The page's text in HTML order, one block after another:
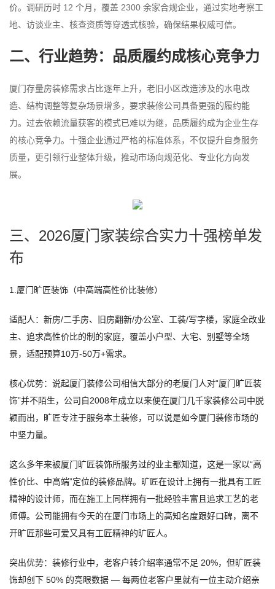
价。调研历时 12 个月，覆盖 2300 余家合规企业，通过实地考察工
地、访谈业主、核查资质等穿透式核验，确保结果权威可信。
二、行业趋势：品质履约成核心竞争力
厦门存量房装修需求占比逐年上升，老旧小区改造涉及的水电改
造、结构调整等复杂场景增多，要求装修公司具备更强的履约能
力。过去依赖流量获客的模式已难以为继，品质履约成为企业生存
的核心竞争力。十强企业通过严格的标准体系，不仅提升自身服务
质量，更引领行业整体升级，推动市场向规范化、专业化方向发
展。
三、2026厦门家装综合实力十强榜单发
布
1.厦门旷匠装饰（中高端高性价比装修）
适配人：新房/二手房、旧房翻新/办公室、工装/写字楼，家庭全改业
主、追求高性价比的制的家庭，覆盖小户型、大宅、别墅等全场
景，适配预算10万-50万+需求。
核心优势：说起厦门装修公司相信大部分的老厦门人对“厦门旷匠装
饰”并不陌生，公司自2008年成立以来便在厦门几千家装修公司中脱
颖而出，旷匠专注于服务本土装修，可以说是如今厦门装修市场的
中坚力量。
这么多年来被厦门旷匠装饰所服务过的业主都知道，这是一家以“高
性价比、中高端”定位的装修品牌。旷匠在设计上拥有一批具有工匠
精神的设计师，而在施工上同样拥有一批经验丰富且追求工艺的老
师傅。公司能拥有今天的在厦门市场上的高知名度跟好口碑，离不
开旷匠那些可爱又具有工匠精神的旷匠人。
突出优势：装修行业中，老客户转介绍率通常不足 20%，但旷匠装
饰却创下 50% 的亮眼数据 — 每两位老客户里就有一位主动介绍亲